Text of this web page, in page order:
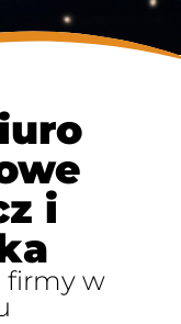
i
firmy w